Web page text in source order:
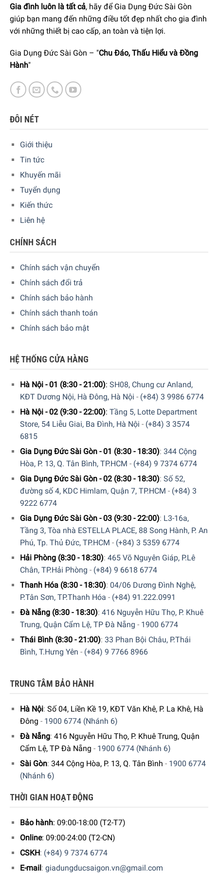
Thiết kế đặc biệt, cùng chất liệu cao cấp
Nhiệt độ luôn được đảm bảo
Một trong những nguyên tắc quan trọng trong thưởng thức
đồ nướng là nhiệt độ bếp nướng phải đảm bảo ở mức cao
2400W với cơ chế làm chín thực phẩm nướng là nhờ độ
nóng từ các khay nướng. Do đó, hiệu suất bếp nướng cần
Bếp nướng BBQ ngoài trời WMF Lono Master Grill được
trang bị công suất hoạt động lên đến 2400W, đảm bảo cho
thực phẩm được chín đều như bên trong, giòn thơm từ vỏ
lâu chín cũng được phục vụ một cách nhanh nhất, đảm
Bếp Nướng BBQ Ngoài Trời Wmf Lono Master Grill được trang
Độ an toàn cao với người dùng
Khi lựa chọn một chiếc bếp nướng điện, người dùng quan
tâm nhất đến tính an toàn của sản phẩm. Với bếp nướng
BBQ ngoài trời WMF Lono Master Grill 2400W là lựa chọn
tuyệt vời với thiết kế thân bao quanh là thép không gỉ và bề
mặt khay nướng an toàn, không bắn dầu mỡ. Đặc biệt, các
bộ phận của Bếp nướng dễ dàng tháo rời và vệ sinh, lau
chùi sau khi sử dụng.
Gia đình luôn là tất cả, hãy để Gia Dụng Đức Sài Gòn
giúp bạn mang đến những điều tốt đẹp nhất cho gia đình
với những thiết bị cao cấp, an toàn và tiện lợi.
Gia Dụng Đức Sài Gòn – "Chu Đáo, Thấu Hiểu và Đồng
Hành"
ĐÔI NÉT
Giới thiệu
Tin tức
Khuyến mãi
Tuyển dụng
Kiến thức
Liên hệ
CHÍNH SÁCH
Chính sách vận chuyển
Chính sách đổi trả
Chính sách bảo hành
Chính sách thanh toán
Chính sách bảo mật
HỆ THỐNG CỬA HÀNG
Hà Nội - 01 (8:30 - 21:00): SH08, Chung cư Anland,
KĐT Dương Nội, Hà Đông, Hà Nội - (+84) 3 9986 6774
Hà Nội - 02 (9:30 - 22:00): Tầng 5, Lotte Department
Store, 54 Liễu Giai, Ba Đình, Hà Nội - (+84) 3 3574
6815
Gia Dụng Đức Sài Gòn - 01 (8:30 - 18:30): 344 Cộng
Hòa, P. 13, Q. Tân Bình, TP.HCM - (+84) 9 7374 6774
Gia Dụng Đức Sài Gòn - 02 (8:30 - 18:30): Số 52,
đường số 4, KDC Himlam, Quận 7, TP.HCM - (+84) 3
9222 6774
Gia Dụng Đức Sài Gòn - 03 (9:30 - 22:00): L3-16a,
Tầng 3, Tòa nhà ESTELLA PLACE, 88 Song Hành, P. An
Phú, Tp. Thủ Đức, TP.HCM - (+84) 3 5359 6774
Hải Phòng (8:30 - 18:30): 465 Võ Nguyên Giáp, P.Lê
Chân, TP.Hải Phòng - (+84) 9 6618 6774
Thanh Hóa (8:30 - 18:30): 04/06 Dương Đình Nghệ,
P.Tân Sơn, TP.Thanh Hóa - (+84) 91.222.0991
Đà Nẵng (8:30 - 18:30): 416 Nguyễn Hữu Thọ, P. Khuê
Trung, Quận Cẩm Lệ, TP Đà Nẵng - 1900 6774
Thái Bình (8:30 - 21:00): 33 Phan Bội Châu, P.Thái
Bình, T.Hưng Yên - (+84) 9 7766 8966
TRUNG TÂM BẢO HÀNH
Hà Nội: Số 04, Liền Kề 19, KĐT Văn Khê, P. La Khê, Hà
Đông - 1900 6774 (Nhánh 6)
Đà Nẵng: 416 Nguyễn Hữu Thọ, P. Khuê Trung, Quận
Cẩm Lệ, TP Đà Nẵng - 1900 6774 (Nhánh 6)
Sài Gòn: 344 Cộng Hòa, P. 13, Q. Tân Bình - 1900 6774
(Nhánh 6)
THỜI GIAN HOẠT ĐỘNG
Bảo hành: 09:00-18:00 (T2-T7)
Online: 09:00-24:00 (T2-CN)
CSKH: (+84) 9 7374 6774
E-mail : giadungducsaigon.vn@gmail.com